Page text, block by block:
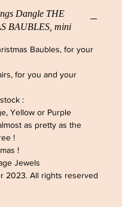
Dangle THE
BAUBLES, mini
Baubles, for your
for you and your
:
Yellow or Purple
as pretty as the
!
!
Jewels
2023. All rights reserved